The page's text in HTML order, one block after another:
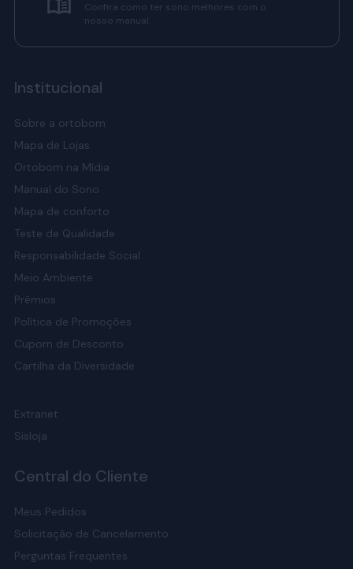
Confira como ter sono melhores com o
nosso manual.
Institucional
Sobre a ortobom
Mapa de Lojas
Ortobom na Mídia
Manual do Sono
Mapa de conforto
Teste de Qualidade
Responsabilidade Social
Meio Ambiente
Prêmios
Política de Promoções
Cupom de Desconto
Cartilha da Diversidade
Extranet
Sisloja
Central do Cliente
Meus Pedidos
Solicitação de Cancelamento
Perguntas Frequentes